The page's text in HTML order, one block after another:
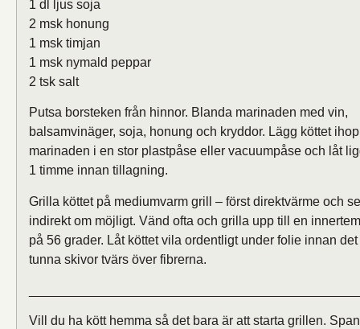
1 dl ljus soja
2 msk honung
1 msk timjan
1 msk nymald peppar
2 tsk salt
Putsa borsteken från hinnor. Blanda marinaden med vin,
balsamvinäger, soja, honung och kryddor. Lägg köttet
marinaden i en stor plastpåse eller vacuumpåse och låt
1 timme innan tillagning.
Grilla köttet på mediumvarm grill – först direktvärme och
indirekt om möjligt. Vänd ofta och grilla upp till en
på 56 grader. Låt köttet vila ordentligt under folie innan
tunna skivor tvärs över fibrerna.
Vill du ha kött hemma så det bara är att starta grillen.